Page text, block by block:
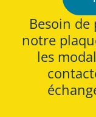
Besoin de
notre
les